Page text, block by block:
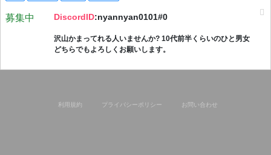
募集中 DiscordID:nyannyan0101#0
沢山かまってれる人いませんか? 10代前半くらいのひと男女
どちらでもよろしくお願いします。
利用規約 プライバシーポリシー お問い合わせ